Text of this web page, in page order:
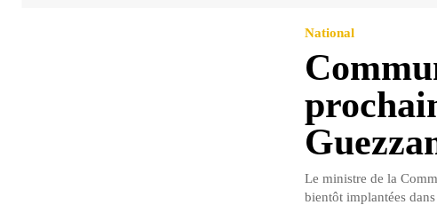
National
Le ministre de la
bientôt implantées